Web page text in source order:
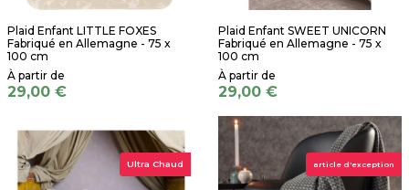
Plaid Enfant LITTLE FOXES
Fabriqué en Allemagne - 75 x
100 cm
29,00 €
Plaid Enfant SWEET UNICORN
Fabriqué en Allemagne - 75 x
100 cm
29,00 €
Ultra Chaud article d'exception